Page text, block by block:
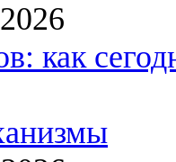
как